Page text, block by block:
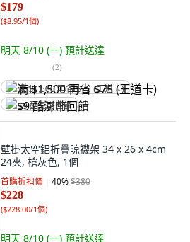
$179
($8.95/1個)
明天 8/10 (一) 預計送達
(2)
满 $1,500 再省 $75 (王道卡)
$9 酷澎幣回饋
壁掛太空鋁折疊晾襪架 34 x 26 x 4cm
24夾, 槍灰色, 1個
首購折扣價 40%$380
$228
($228.00/1個)
明天 8/10 (一) 預計送達